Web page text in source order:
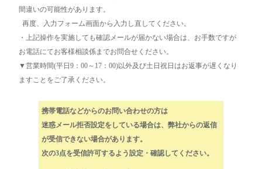
間違いの可能性があります。
再度、入力フォーム画面から入力し直してください。
・上記操作を実施しても確認メールが届かない場合は、お手数ですが
お電話にてお客様相談係までお問合せください。
▼営業時間(平日9：00～17：00)以外及び土日祝日はお返事が遅くなり
ますことをご了承ください。
携帯電話などからのお問い合わせの方は
迷惑メール拒否設定をしている場合は、弊社からの返信
が受信できない場合があります。
次の3点を受信許可するよう設定・確認してください。